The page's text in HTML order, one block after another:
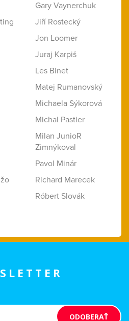
Gary Vaynerchuk
Jiří Rostecký
Jon Loomer
Juraj Karpiš
Les Binet
Matej Rumanovský
Michaela Sýkorová
Michal Pastier
Milan JunioR
Zimnýkoval
Pavol Minár
Richard Marecek
Róbert Slovák